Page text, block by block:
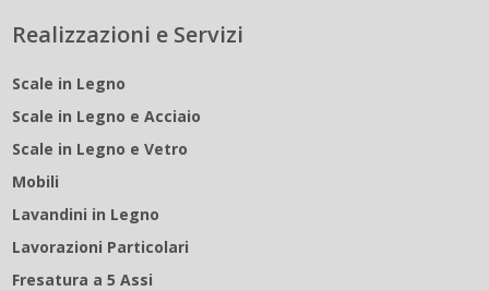
Realizzazioni e Servizi
Scale in Legno
Scale in Legno e Acciaio
Scale in Legno e Vetro
Mobili
Lavandini in Legno
Lavorazioni Particolari
Fresatura a 5 Assi